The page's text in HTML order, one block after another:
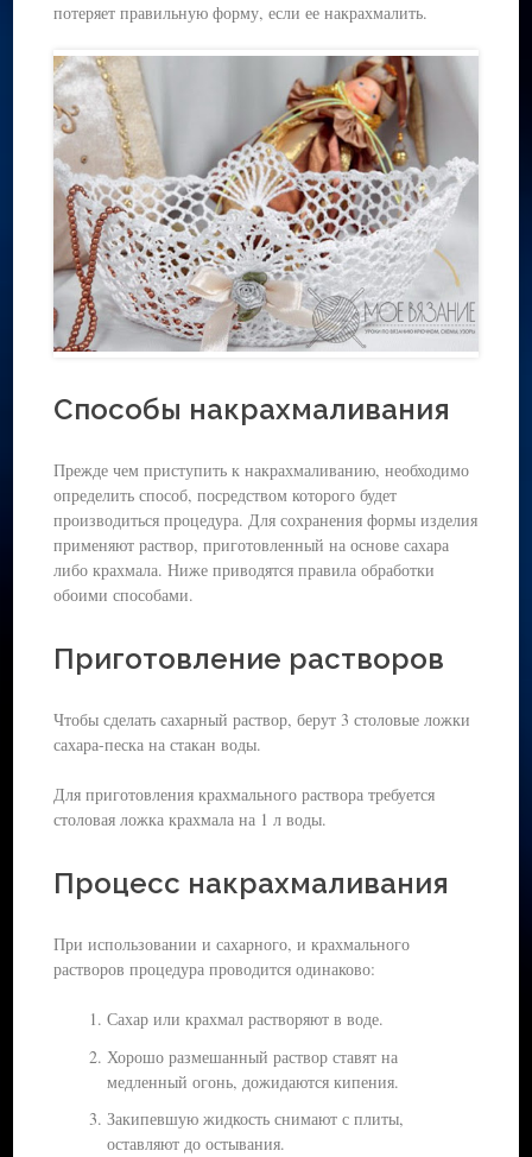
потеряет правильную форму, если ее накрахмалить.
Способы накрахмаливания
Прежде чем приступить к накрахмаливанию, необходимо
определить способ, посредством которого будет
производиться процедура. Для сохранения формы изделия
применяют раствор, приготовленный на основе сахара
либо крахмала. Ниже приводятся правила обработки
обоими способами.
Приготовление растворов
Чтобы сделать сахарный раствор, берут 3 столовые ложки
сахара-песка на стакан воды.
Для приготовления крахмального раствора требуется
столовая ложка крахмала на 1 л воды.
Процесс накрахмаливания
При использовании и сахарного, и крахмального
растворов процедура проводится одинаково:
Сахар или крахмал растворяют в воде.
Хорошо размешанный раствор ставят на
медленный огонь, дожидаются кипения.
Закипевшую жидкость снимают с плиты,
оставляют до остывания.